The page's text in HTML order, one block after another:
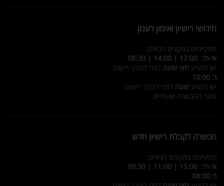
חידושי רישיון ואימון רענון
מתקיימים במקצים הבאים:
א’-ה’: 17:00 | 14:00 | 08:30
יש להגיע חצי שעה לפני לצורך רישום
ו’: 10:00
יש להגיע שעה לפני לצורך רישום
משך ההכשרה שעתיים.
הכשרה לקבלת רישיון חדש
מתקיימת במקצים הבאים:
א’-ה’: 15:00 | 11:00 | 09:30
ו’: 08:00